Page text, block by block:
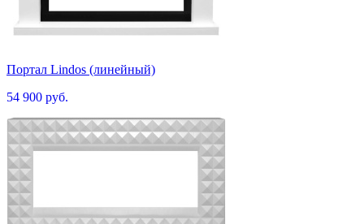
Портал Lindos (линейный)
54 900 руб.